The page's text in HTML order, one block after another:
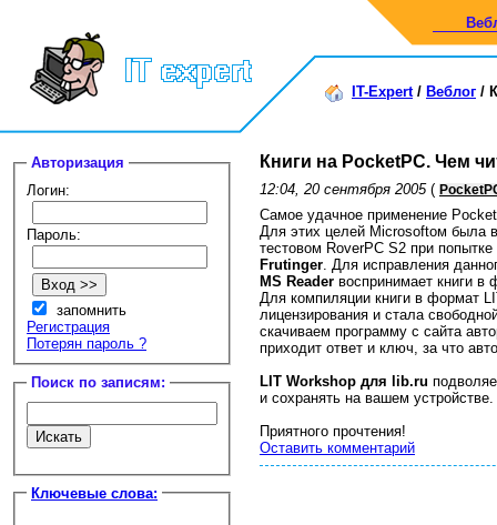
IT-Expert/ Веблог /
Авторизация
Логин:
Пароль:
запомнить
Регистрация
Потерян пароль ?
Поиск по записям:
Ключевые слова:
Книги на PocketPC. Чем
12:04, 20 сентября 2005 (
Самое удачное применение
Для этих целей Microsoftом была
тестовом RoverPC S2 при
Frutinger. Для исправления
MS Reader воспринимает книги в
Для компиляции книги в формат
лицензирования и стала
скачиваем программу с сайта
приходит ответ и ключ, за что
LIT Workshop для lib.ru
и сохранять на вашем устройстве.
Приятного прочтения!
Оставить комментарий